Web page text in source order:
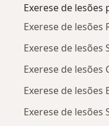
Exerese de lesões
Exerese de lesões
Exerese de lesões
Exerese de lesões
Exerese de lesões
Exerese de lesões